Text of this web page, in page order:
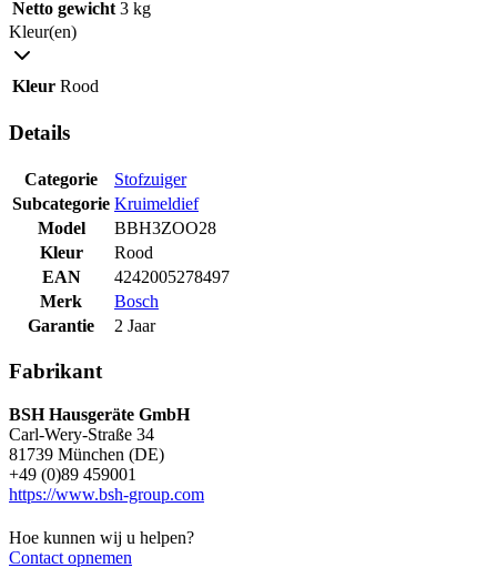
Netto gewicht 3 kg
Kleur(en)
Kleur Rood
Details
Categorie
Stofzuiger
Subcategorie Kruimeldief
Model
BBH3ZOO28
Kleur
Rood
EAN
4242005278497
Merk
Bosch
Garantie
2 Jaar
Fabrikant
BSH Hausgeräte GmbH
Carl-Wery-Straße 34
81739 München (DE)
+49 (0)89 459001
https://www.bsh-group.com
Hoe kunnen wij u helpen?
Contact opnemen